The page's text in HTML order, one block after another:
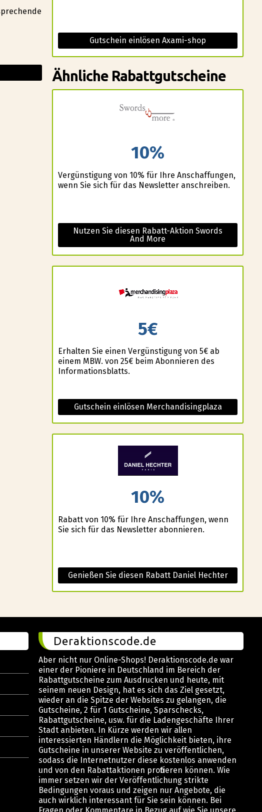
Gutschein einlösen Axami-shop
Ähnliche Rabattgutscheine
10%
Vergünstigung von 10% für Ihre Anschaffungen,
wenn Sie sich für das Newsletter anschreiben.
Nutzen Sie diesen Rabatt-Aktion Swords
And More
5€
Erhalten Sie einen Vergünstigung von 5€ ab
einem MBW. von 25€ beim Abonnieren des
Informationsblatts.
Gutschein einlösen Merchandisingplaza
10%
Rabatt von 10% für Ihre Anschaffungen, wenn
Sie sich für das Newsletter abonnieren.
Genießen Sie diesen Rabatt Daniel Hechter
Deraktionscode.de
Aber nicht nur Online-Shops! Deraktionscode.de war
einer der Pioniere in Deutschland im Bereich der
Rabattgutscheine zum Ausdrucken und heute, mit
seinem neuen Design, hat es sich das Ziel gesetzt,
wieder an die Spitze der Websites zu gelangen, die
Gutscheine, 2 für 1 Gutscheine, Sparschecks,
Rabattgutscheine, usw. für die Ladengeschäfte Ihrer
Stadt anbieten. In Kürze werden wir allen
interessierten Händlern die Möglichkeit bieten, ihre
Gutscheine in unserer Website zu veröffentlichen,
sodass die Internetnutzer diese kostenlos anwenden
und von den Rabattaktionen profitieren können. Wie
immer setzen wir der Veröffentlichung strikte
Bedingungen voraus und zeigen nur Angebote, die
auch wirklich interessant für Sie sein können. Bei